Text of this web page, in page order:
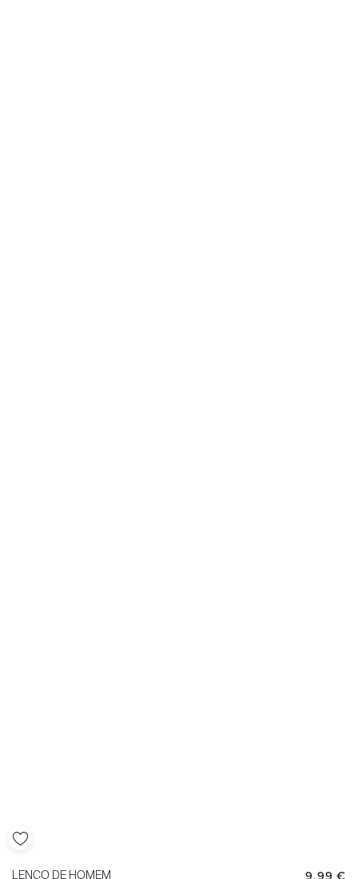
LENÇO DE HOMEM 9,99 €